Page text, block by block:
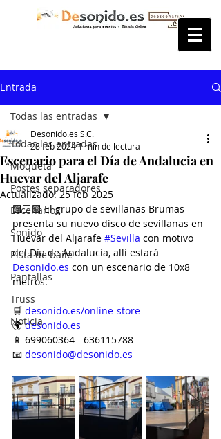
Entrada
Todas las entradas
Moqueta
Postes separadores
Escenarios
Sonido
Pista de baile
Pantallas
Truss
Noticia
Todas las entradas
Escenario para el Día de Andalucia en
Huevar del Aljarafe
Desonido.es S.C.
28 feb 20241 min de lectura
Actualizado:25 feb 2025
🟩⬜️🟩 El grupo de sevillanas Brumas
presenta su nuevo disco de sevillanas en
Huevar del Aljarafe #Sevilla con motivo
del Día de Andalucía, allí estará
Desonido.es con un escenario de 10x8
metros.
🛒 desonido.es/online-store
🌍 desonido.es
📱 699060364 - 636115788
📧 desonido@desonido.es